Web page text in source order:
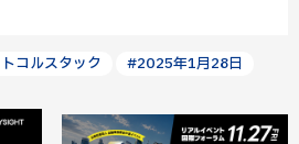
コルスタック #2025年1月28日